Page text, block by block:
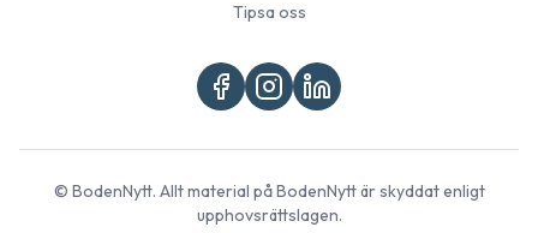
Tipsa oss
© BodenNytt. Allt material påBodenNyttär skyddat enligt
upphovsrättslagen.